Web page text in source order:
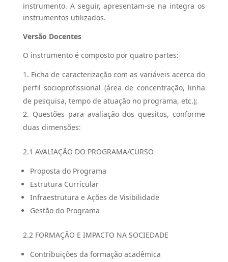
instrumento. A seguir, apresentam-se na integra os
instrumentos utilizados.
Versão Docentes
O instrumento é composto por quatro partes:
Ficha de caracterização com as variáveis acerca do
perfil socioprofissional (área de concentração, linha
de pesquisa, tempo de atuação no programa, etc.);
Questões para avaliação dos quesitos, conforme
duas dimensões:
2.1 AVALIAÇÃO DO PROGRAMA/CURSO
Proposta do Programa
Estrutura Curricular
Infraestrutura e Ações de Visibilidade
Gestão do Programa
2.2 FORMAÇÃO E IMPACTO NA SOCIEDADE
Contribuições da formação acadêmica